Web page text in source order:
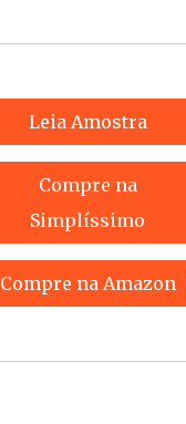
Leia Amostra
Compre na
Simplíssimo
Compre na Amazon